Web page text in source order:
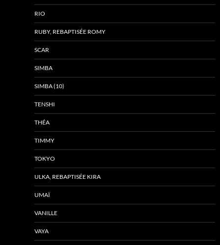
RIO
RUBY, REBAPTISÉE ROMY
SCAR
SIMBA
SIMBA (10)
TENSHI
THÉA
TIMMY
TOKYO
ULKA, REBAPTISÉE KIRA
UMAÏ
VANILLE
VAYA